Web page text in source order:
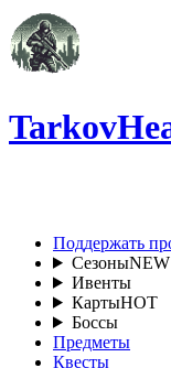
Поддержать
СезоныNEW
Ивенты
КартыHOT
Боссы
Предметы
Квесты